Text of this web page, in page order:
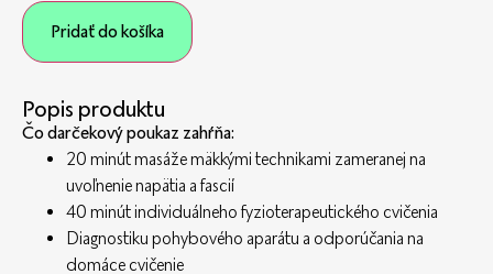
Pridať do košíka
Popis produktu
Čo darčekový poukaz zahŕňa:
20 minút masáže mäkkými technikami zameranej na
uvoľnenie napätia a fascií
40 minút individuálneho fyzioterapeutického cvičenia
Diagnostiku pohybového aparátu a odporúčania na
domáce cvičenie